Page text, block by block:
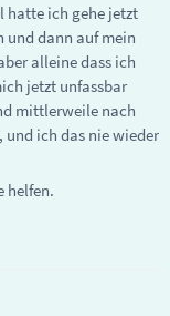
hatte ich gehe jetzt
und dann auf mein
alleine dass ich
jetzt unfassbar
mittlerweile nach
und ich das nie wieder
helfen.